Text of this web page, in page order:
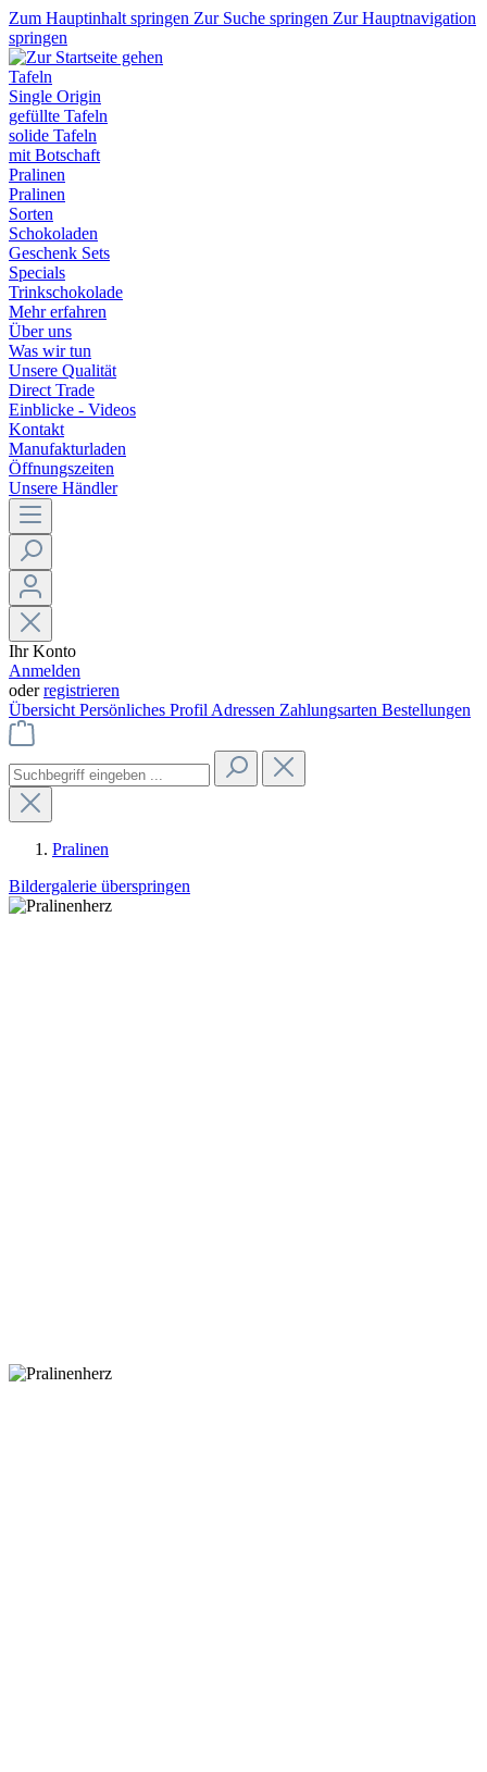
Zum Hauptinhalt springen Zur Suche springen Zur Hauptnavigation
springen
Tafeln
Single Origin
gefüllte Tafeln
solide Tafeln
mit Botschaft
Pralinen
Pralinen
Sorten
Schokoladen
Geschenk Sets
Specials
Trinkschokolade
Mehr erfahren
Über uns
Was wir tun
Unsere Qualität
Direct Trade
Einblicke - Videos
Kontakt
Manufakturladen
Öffnungszeiten
Unsere Händler
Ihr Konto
Anmelden
oderregistrieren
Übersicht Persönliches Profil Adressen Zahlungsarten Bestellungen
Pralinen
Bildergalerie überspringen